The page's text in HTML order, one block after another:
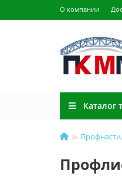
О компании
Каталог